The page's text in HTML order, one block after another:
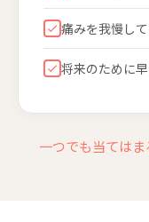
痛みを我慢し
将来のために
一つでも当ては